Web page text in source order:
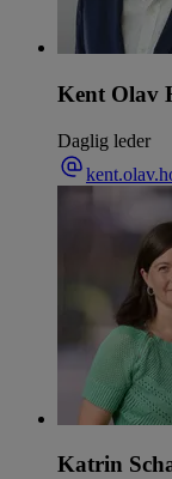
Kent Olav
Daglig leder
Katrin